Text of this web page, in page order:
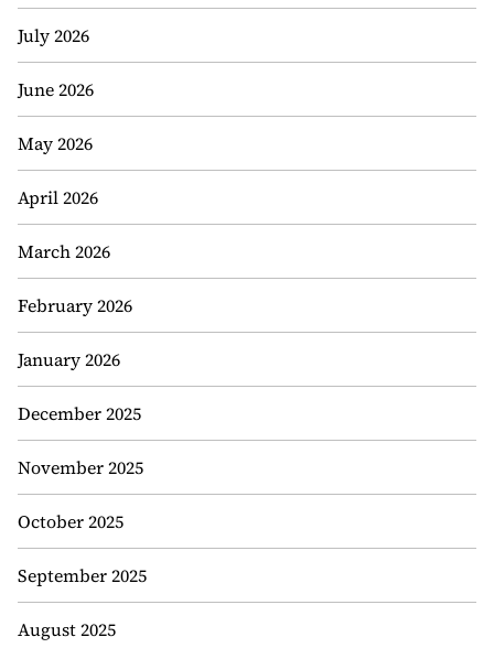
July 2026
June 2026
May 2026
April 2026
March 2026
February 2026
January 2026
December 2025
November 2025
October 2025
September 2025
August 2025